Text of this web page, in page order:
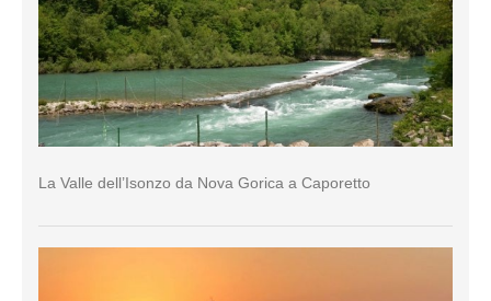
La Valle dell’Isonzo da Nova Gorica a Caporetto